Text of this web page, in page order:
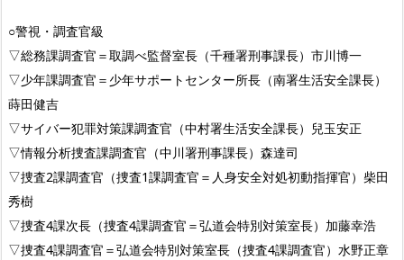
○警視・調査官級
▽総務課調査官＝取調べ監督室長（千種署刑事課長）市川博一
▽少年課調査官＝少年サポートセンター所長（南署生活安全課長）
蒔田健吉
▽サイバー犯罪対策課調査官（中村署生活安全課長）兒玉安正
▽情報分析捜査課調査官（中川署刑事課長）森達司
▽捜査2課調査官（捜査1課調査官＝人身安全対処初動指揮官）柴田
秀樹
▽捜査4課次長（捜査4課調査官＝弘道会特別対策室長）加藤幸浩
▽捜査4課調査官＝弘道会特別対策室長（捜査4課調査官）水野正章